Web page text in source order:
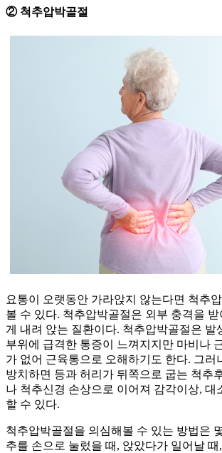
② 척추압박골절
요통이 오랫동안 가라앉지 않는다면 척추
볼 수 있다. 척추압박골절은 외부 충격을
게 내려 앉는 질환이다. 척추압박골절은 발
부위에 급격한 통증이 느껴지지만 마비나
가 없어 근육통으로 오해하기도 한다. 그러
방치하면 등과 허리가 뒤쪽으로 굽는 척추
나 척추신경 손상으로 이어져 감각이상, 대
할 수 있다.
척추압박골절을 의심해볼 수 있는 방법은
추를 손으로 눌렀을 때, 앉았다가 일어날 때